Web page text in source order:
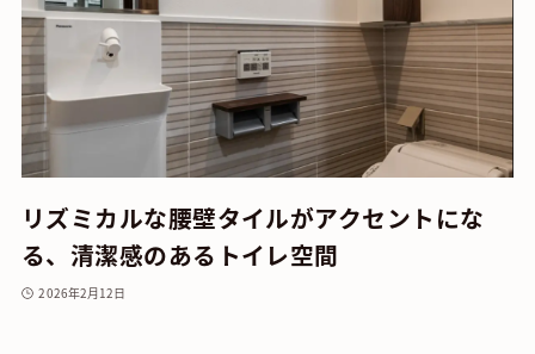
リズミカルな腰壁タイルがアクセントにな
る、清潔感のあるトイレ空間
2026年2月12日